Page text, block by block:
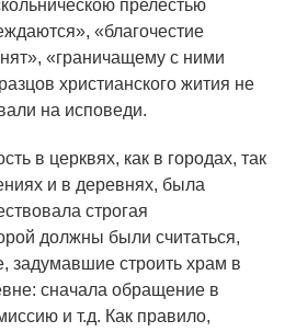
прелестью
«благочестие
«граничащему с ними
христианского жития не
на исповеди.
в церквях, как в городах, так
и в деревнях, была
строгая
должны были считаться,
задумавшие строить храм в
сначала обращение в
и т.д. Как правило,